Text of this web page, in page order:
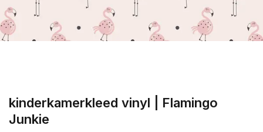
kinderkamerkleed vinyl | Flamingo
Junkie